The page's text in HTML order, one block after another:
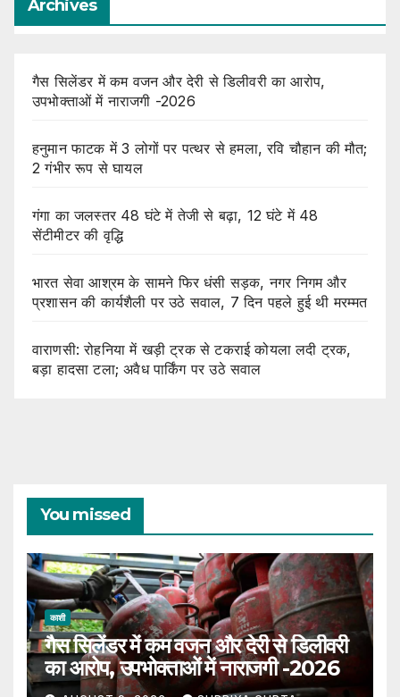
Archives
गैस सिलेंडर में कम वजन और देरी से डिलीवरी का आरोप,
उपभोक्ताओं में नाराजगी -2026
हनुमान फाटक में 3 लोगों पर पत्थर से हमला, रवि चौहान की मौत;
2 गंभीर रूप से घायल
गंगा का जलस्तर 48 घंटे में तेजी से बढ़ा, 12 घंटे में 48
सेंटीमीटर की वृद्धि
भारत सेवा आश्रम के सामने फिर धंसी सड़क, नगर निगम और
प्रशासन की कार्यशैली पर उठे सवाल, 7 दिन पहले हुई थी मरम्मत
वाराणसी: रोहनिया में खड़ी ट्रक से टकराई कोयला लदी ट्रक,
बड़ा हादसा टला; अवैध पार्किंग पर उठे सवाल
You missed
काशी
गैस सिलेंडर में कम वजन और देरी से डिलीवरी
का आरोप, उपभोक्ताओं में नाराजगी -2026